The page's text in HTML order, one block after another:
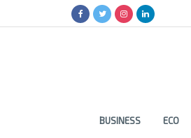
BUSINESS ECO